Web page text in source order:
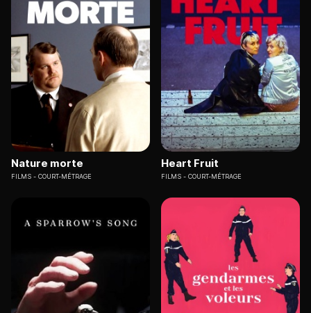
Nature morte
FILMS COURT-MÉTRAGE
Heart Fruit
FILMS COURT-MÉTRAGE